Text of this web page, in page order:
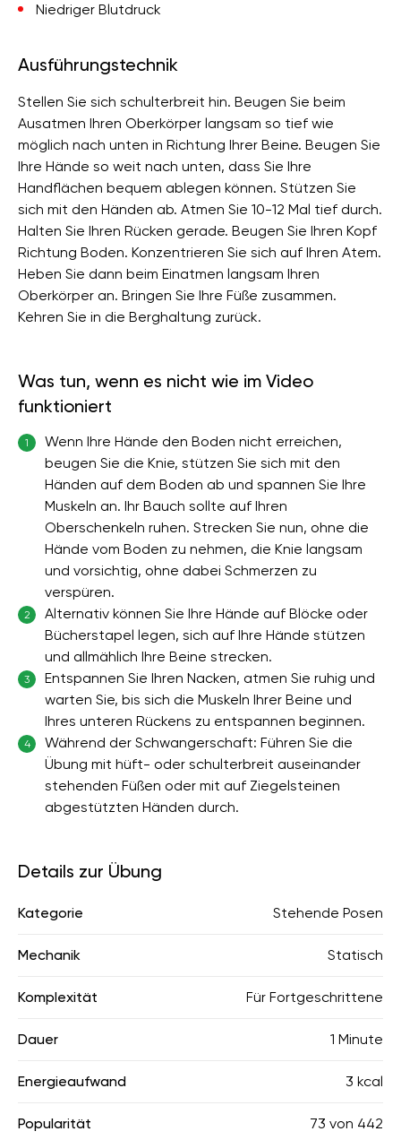
Niedriger Blutdruck
Ausführungstechnik
Stellen Sie sich schulterbreit hin. Beugen Sie beim
Ausatmen Ihren Oberkörper langsam so tief wie
möglich nach unten in Richtung Ihrer Beine. Beugen Sie
Ihre Hände so weit nach unten, dass Sie Ihre
Handflächen bequem ablegen können. Stützen Sie
sich mit den Händen ab. Atmen Sie 10-12 Mal tief durch.
Halten Sie Ihren Rücken gerade. Beugen Sie Ihren Kopf
Richtung Boden. Konzentrieren Sie sich auf Ihren Atem.
Heben Sie dann beim Einatmen langsam Ihren
Oberkörper an. Bringen Sie Ihre Füße zusammen.
Kehren Sie in die Berghaltung zurück.
Was tun, wenn es nicht wie im Video
funktioniert
1
Wenn Ihre Hände den Boden nicht erreichen,
beugen Sie die Knie, stützen Sie sich mit den
Händen auf dem Boden ab und spannen Sie Ihre
Muskeln an. Ihr Bauch sollte auf Ihren
Oberschenkeln ruhen. Strecken Sie nun, ohne die
Hände vom Boden zu nehmen, die Knie langsam
und vorsichtig, ohne dabei Schmerzen zu
verspüren.
2
Alternativ können Sie Ihre Hände auf Blöcke oder
Bücherstapel legen, sich auf Ihre Hände stützen
und allmählich Ihre Beine strecken.
3
Entspannen Sie Ihren Nacken, atmen Sie ruhig und
warten Sie, bis sich die Muskeln Ihrer Beine und
Ihres unteren Rückens zu entspannen beginnen.
4
Während der Schwangerschaft: Führen Sie die
Übung mit hüft- oder schulterbreit auseinander
stehenden Füßen oder mit auf Ziegelsteinen
abgestützten Händen durch.
Details zur Übung
Kategorie Stehende Posen
Mechanik Statisch
Komplexität Für Fortgeschrittene
Dauer 1 Minute
Energieaufwand 3 kcal
Popularität 73 von 442